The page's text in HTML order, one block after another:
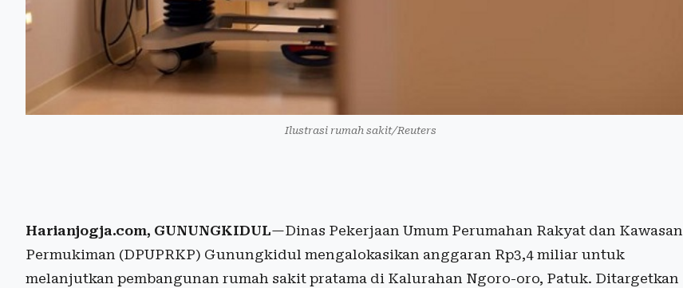
Ilustrasi rumah sakit/Reuters
Harianjogja.com, GUNUNGKIDUL—Dinas Pekerjaan Umum Perumahan Rakyat dan Kawasan
Permukiman (DPUPRKP) Gunungkidul mengalokasikan anggaran Rp3,4 miliar untuk
melanjutkan pembangunan rumah sakit pratama di Kalurahan Ngoro-oro, Patuk. Ditargetkan